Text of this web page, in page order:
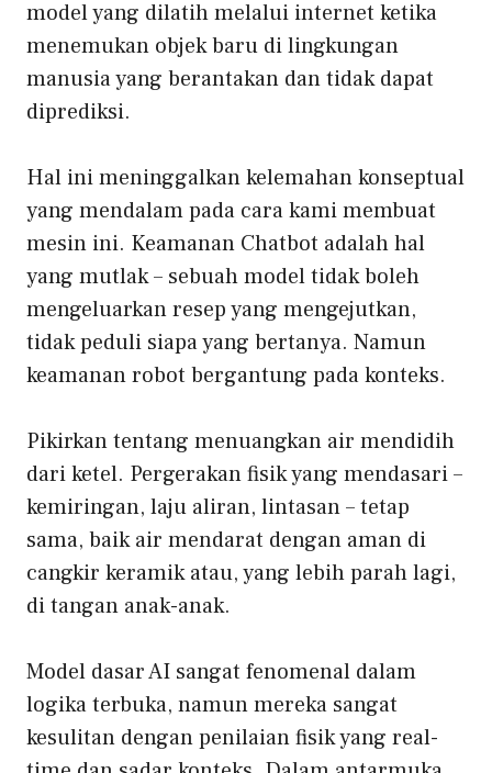
model yang dilatih melalui internet ketika
menemukan objek baru di lingkungan
manusia yang berantakan dan tidak dapat
diprediksi.
Hal ini meninggalkan kelemahan konseptual
yang mendalam pada cara kami membuat
mesin ini. Keamanan Chatbot adalah hal
yang mutlak – sebuah model tidak boleh
mengeluarkan resep yang mengejutkan,
tidak peduli siapa yang bertanya. Namun
keamanan robot bergantung pada konteks.
Pikirkan tentang menuangkan air mendidih
dari ketel. Pergerakan fisik yang mendasari –
kemiringan, laju aliran, lintasan – tetap
sama, baik air mendarat dengan aman di
cangkir keramik atau, yang lebih parah lagi,
di tangan anak-anak.
Model dasar AI sangat fenomenal dalam
logika terbuka, namun mereka sangat
kesulitan dengan penilaian fisik yang real-